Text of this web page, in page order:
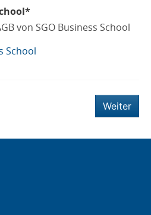
von SGO Business School
School
Weiter